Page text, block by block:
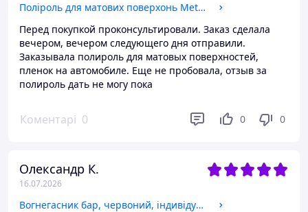
Поліроль для матових поверхонь Meticulous Matte Detailer & Spray Sealant For Crisp Satin & Matte Finishes
Перед покупкой проконсультировали. Заказ сделала
вечером, вечером следующего дня отправили.
Заказывала полироль для матовых поверхностей,
пленок на автомобиле. Еще не пробовала, отзыв за
полироль дать не могу пока
Коментарі 0 0 0
Олександр К.
16.07.2026
Вогнегасник бар, червоний, індивідуальний подарунок батькові, чоловікові, брату